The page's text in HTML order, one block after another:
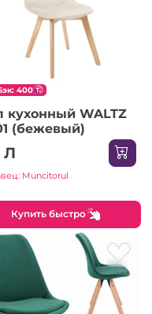
400
кухонный WALTZ
(бежевый)
Л
Muncitorul
Купить быстро